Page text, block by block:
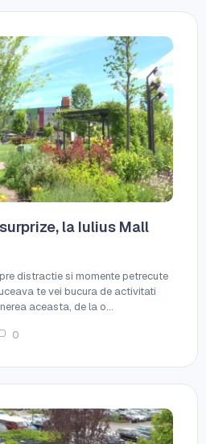
la Iulius Mall
distractie si momente petrecute
te vei bucura de activitati
aceasta, de la o...
0